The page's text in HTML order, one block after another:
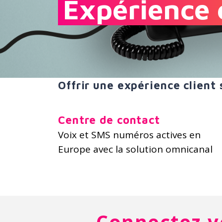
Expérience
Offrir une expérience client
Centre de contact
Voix et SMS numéros actives en
Europe avec la solution omnicanal